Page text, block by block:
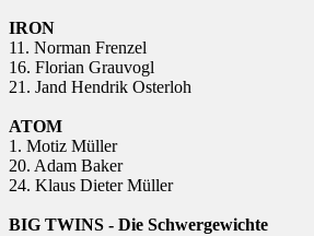
IRON
11. Norman Frenzel
16. Florian Grauvogl
21. Jand Hendrik Osterloh
ATOM
1. Motiz Müller
20. Adam Baker
24. Klaus Dieter Müller
BIG TWINS - Die Schwergewichte